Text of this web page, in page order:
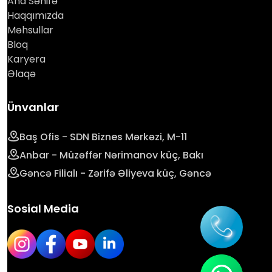
Haqqımızda
Məhsullar
Bloq
Karyera
Əlaqə
Ünvanlar
Baş Ofis - SDN Biznes Mərkəzi, M-11
Anbar - Müzəffər Nərimanov küç, Bakı
Gəncə Filialı - Zərifə Əliyeva küç, Gəncə
Sosial Media